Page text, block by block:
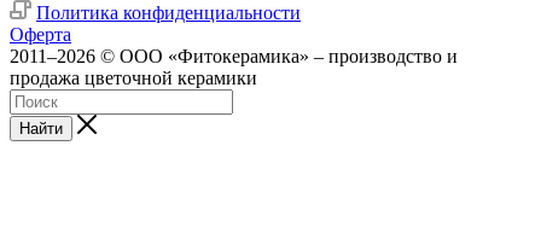
Политика конфиденциальности
Оферта
2011–2026 © ООО «Фитокерамика» – производство и
продажа цветочной керамики
Найти